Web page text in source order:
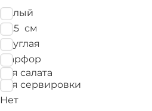
Белый
30.5 см
Круглая
Фарфор
для салата
для сервировки
Нет